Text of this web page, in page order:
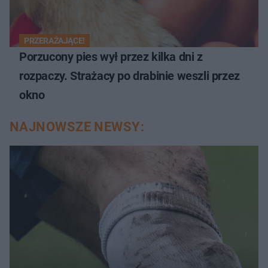
PRZERAŻAJĄCE!
Porzucony pies wył przez kilka dni z
rozpaczy. Strażacy po drabinie weszli przez
okno
NAJNOWSZE NEWSY: